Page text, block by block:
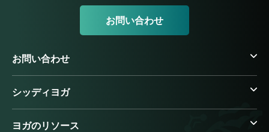
お問い合わせ
お問い合わせ
シッディヨガ
ヨガのリソース